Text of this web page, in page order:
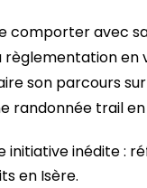
comporter avec
règlementation en
son parcours
randonnée trail
initiative inédite :
en Isère.